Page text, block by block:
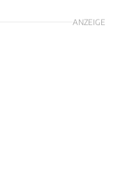
ANZEIGE